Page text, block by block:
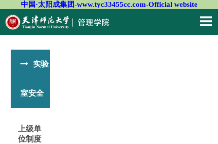
中国·太阳成集团-www.tyc33455cc.com-Official website
实验
室安全
上级单
位制度